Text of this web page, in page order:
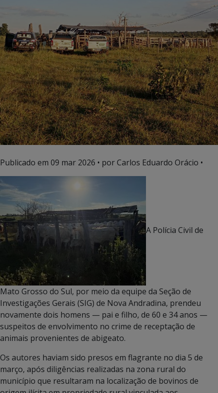
Publicado em 09 mar 2026 • por Carlos Eduardo Orácio •
A Polícia Civil de
Mato Grosso do Sul, por meio da equipe da Seção de
Investigações Gerais (SIG) de Nova Andradina, prendeu
novamente dois homens — pai e filho, de 60 e 34 anos —
suspeitos de envolvimento no crime de receptação de
animais provenientes de abigeato.
Os autores haviam sido presos em flagrante no dia 5 de
março, após diligências realizadas na zona rural do
município que resultaram na localização de bovinos de